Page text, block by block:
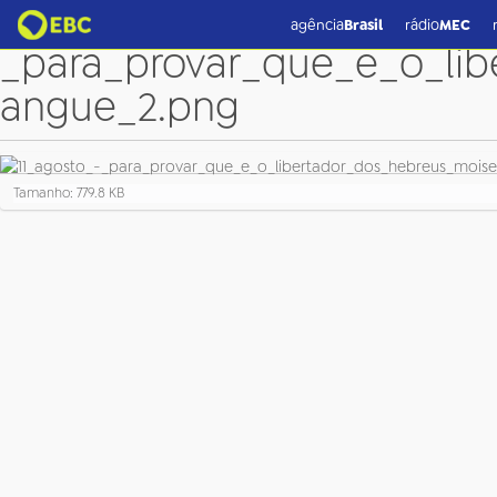
agênciaBrasil rádioMEC
11_agosto_-
angue_2.png
C
l
Tamanho: 779.8 KB